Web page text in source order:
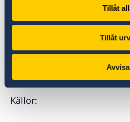
Tillåt
Tillåt
Avvisa
Källor: